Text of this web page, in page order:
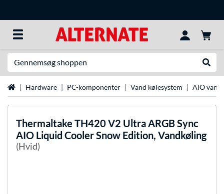
StartsideHardware PC-komponenter Vand kølesystem AiO
Thermaltake TH420 V2 Ultra ARGB Sync
AIO Liquid Cooler Snow Edition, Vandkøling
(Hvid)